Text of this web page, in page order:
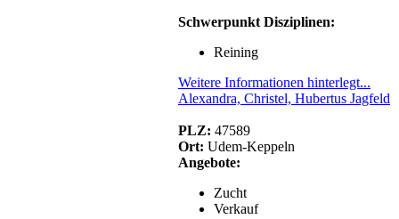
Schwerpunkt Disziplinen:
Reining
Weitere Informationen hinterlegt...
Alexandra, Christel, Hubertus Jagfeld
PLZ: 47589
Ort: Udem-Keppeln
Angebote:
Zucht
Verkauf